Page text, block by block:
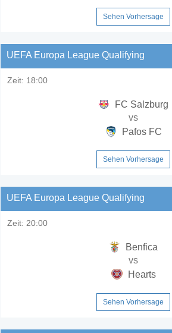
Sehen Vorhersage
UEFA Europa League Qualifying
Zeit: 18:00
FC Salzburg
vs
Pafos FC
Sehen Vorhersage
UEFA Europa League Qualifying
Zeit: 20:00
Benfica
vs
Hearts
Sehen Vorhersage